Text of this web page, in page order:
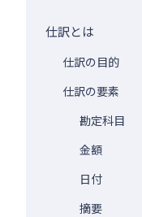
仕訳とは
仕訳の目的
仕訳の要素
勘定科目
金額
日付
摘要